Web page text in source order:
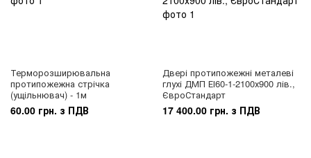
Терморозширювальна
протипожежна стрічка
(ущільнювач) - 1м
60.00 грн. з ПДВ
Двері протипожежні металеві
глухі ДМП ЕІ60-1-2100х900 лів.,
ЄвроСтандарт
17 400.00 грн. з ПДВ